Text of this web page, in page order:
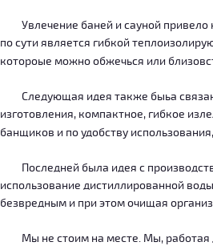
Увлечение баней и сауной привело
по сути является гибкой
котороые можно обжечься или
Следующая идея также быьа связана
изготовления, компактное, гибкое
банщиков и по удобству
Последней была идея с
использование дистиллированной
безвредным и при этом очищая
Мы не стоим на месте. Мы, работая